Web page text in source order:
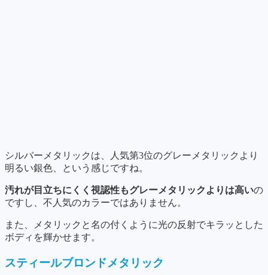
シルバーメタリックは、人気第3位のグレーメタリックより
明るい銀色、という感じですね。
汚れが目立ちにくく視認性もグレーメタリックよりは高いの
ですし、不人気のカラーではありません。
また、メタリックと名の付くように光の反射でキラッとした
ボディを輝かせます。
スティールブロンドメタリック